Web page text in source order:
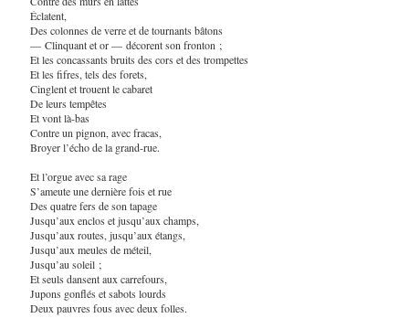
Éclatent,
Des colonnes de verre et de tournants bâtons
— Clinquant et or — décorent son fronton ;
Et les concassants bruits des cors et des trompettes
Et les fifres, tels des forets,
Cinglent et trouent le cabaret
De leurs tempêtes
Et vont là-bas
Contre un pignon, avec fracas,
Broyer l’écho de la grand-rue.
Et l’orgue avec sa rage
S’ameute une dernière fois et rue
Des quatre fers de son tapage
Jusqu’aux enclos et jusqu’aux champs,
Jusqu’aux routes, jusqu’aux étangs,
Jusqu’aux meules de méteil,
Jusqu’au soleil ;
Et seuls dansent aux carrefours,
Jupons gonflés et sabots lourds
Deux pauvres fous avec deux folles.